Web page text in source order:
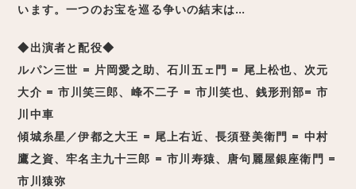
います。一つのお宝を巡る争いの結末は…
◆出演者と配役◆
ルパン三世 = 片岡愛之助、石川五ェ門 = 尾上松也、次元
大介 = 市川笑三郎、峰不二子 = 市川笑也、銭形刑部= 市
川中車
傾城糸星／伊都之大王 = 尾上右近、長須登美衛門 = 中村
鷹之資、牢名主九十三郎 = 市川寿猿、唐句麗屋銀座衛門 =
市川猿弥